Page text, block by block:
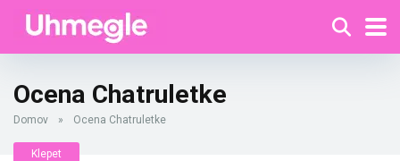
Ocena Chatruletke
Domov » Ocena Chatruletke
Klepet